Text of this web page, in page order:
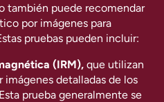
también puede recomendar
por imágenes para
pruebas pueden incluir:
(IRM), que utilizan
imágenes detalladas de los
prueba generalmente se